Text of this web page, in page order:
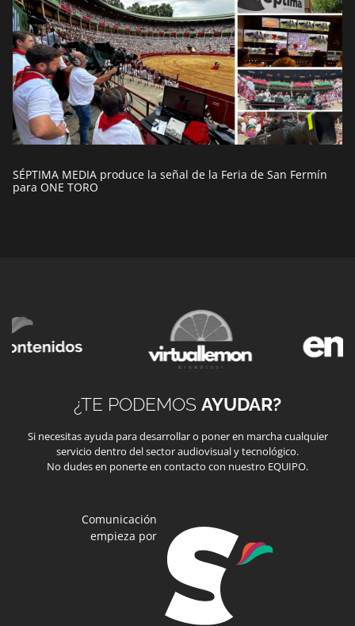
SÉPTIMA MEDIA produce la señal de la Feria de San Fermín
para ONE TORO
¿TE PODEMOS AYUDAR?
Si necesitas ayuda para desarrollar o poner en marcha cualquier
servicio dentro del sector audiovisual y tecnológico.
No dudes en ponerte en contacto con nuestro EQUIPO.
Comunicación
empieza por